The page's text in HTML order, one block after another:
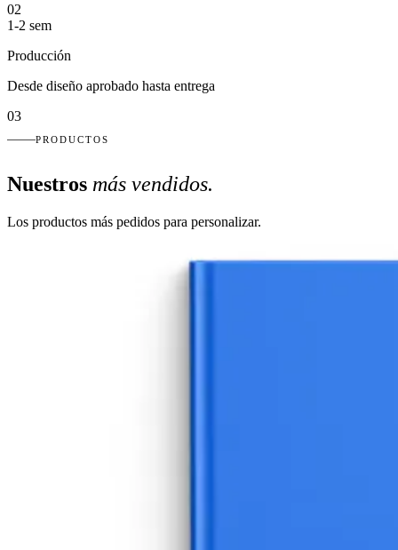
02
1-2 sem
Producción
Desde diseño aprobado hasta entrega
03
PRODUCTOS
Nuestros más vendidos.
Los productos más pedidos para personalizar.